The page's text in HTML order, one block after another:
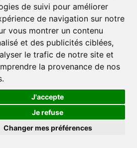
de suivi pour améliorer
de navigation sur notre
vous montrer un contenu
et des publicités ciblées,
le trafic de notre site et
la provenance de nos
J'accepte
Je refuse
Changer mes préférences
agriculture dans le sillage